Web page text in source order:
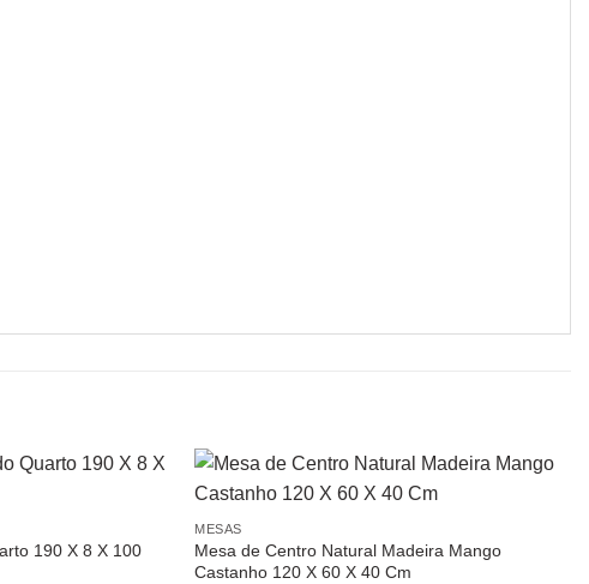
190 X 8 X 100
MESAS
Mesa de Centro Natural Madeira Mango
Castanho 120 X 60 X 40 Cm